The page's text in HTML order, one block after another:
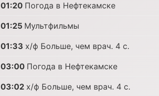
01:20 Погода в Нефтекамске
01:25 Mультфильмы
01:33 х/ф Больше, чем врач. 4 с.
03:00 Погода в Нефтекамске
03:02 х/ф Больше, чем врач. 4 с.